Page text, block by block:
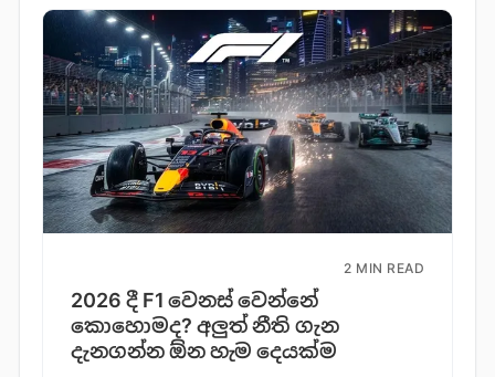
2 MIN READ
2026 දී F1 වෙනස් වෙන්නේ
කොහොමද? අලුත් නීති ගැන
දැනගන්න ඕන හැම දෙයක්ම